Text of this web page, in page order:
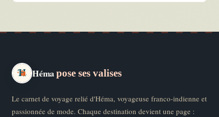
Hémapose ses valises
Le carnet de voyage relié d'Héma, voyageuse franco-indienne et
passionnée de mode. Chaque destination devient une page :